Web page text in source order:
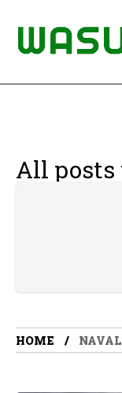
All posts
HOME NAVAL